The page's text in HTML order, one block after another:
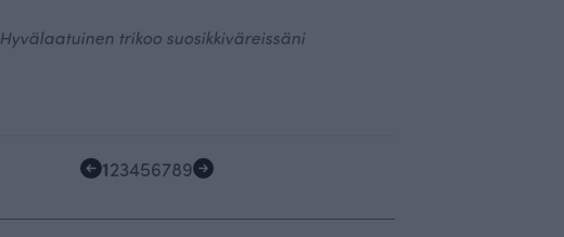
Hyvälaatuinen trikoo suosikkiväreissäni
123456789